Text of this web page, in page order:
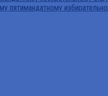
пятимандатному